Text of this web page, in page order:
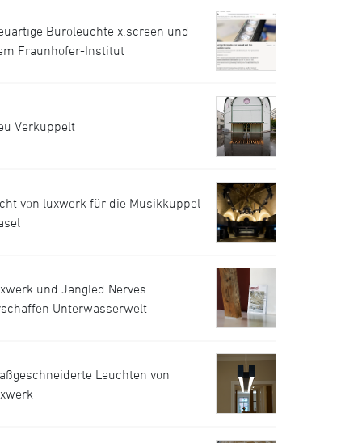
Büroleuchte x.screen und
Fraunhofer-Institut
Verkuppelt
von luxwerk für die Musikkuppel
und Jangled Nerves
Unterwasserwelt
Leuchten von